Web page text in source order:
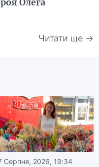
Читати ще →
Серпня, 2026, 19:34